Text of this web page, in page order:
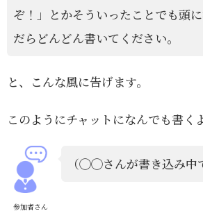
ぞ！」とかそういったことでも頭
だらどんどん書いてください。
と、こんな風に告げます。
このようにチャットになんでも書く
参加者さん
（◯◯さんが書き込み中